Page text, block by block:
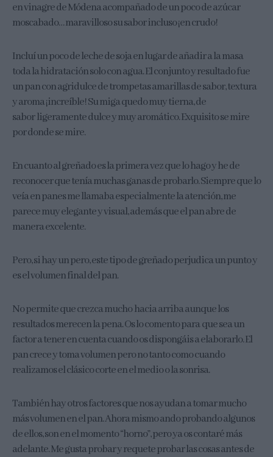
en vinagre de Módena acompañado de un poco de azúcar
moscabado… maravilloso su sabor incluso ¡en crudo!
Incluí un poco de leche de soja en lugar de añadir a la masa
toda la hidratación solo con agua. El conjunto y resultado fue
un pan con agridulce de trompetas amarillas de sabor, textura
y aroma ¡increíble! Su miga quedo muy tierna, de
sabor ligeramente dulce y muy aromático. Exquisito se mire
por donde se mire.
En cuanto al greñado es la primera vez que lo hago y he de
reconocer que tenía muchas ganas de probarlo. Siempre que lo
veía en panes me llamaba especialmente la atención, me
parece muy elegante y visual, además que el pan abre de
manera excelente.
Pero, si hay un pero, este tipo de greñado perjudica un punto y
es el volumen final del pan.
No permite que crezca mucho hacia arriba aunque los
resultados merecen la pena. Os lo comento para que sea un
factor a tener en cuenta cuando os dispongáis a elaborarlo. El
pan crece y toma volumen pero no tanto como cuando
realizamos el clásico corte en el medio o la sonrisa.
También hay otros factores que nos ayudan a tomar mucho
más volumen en el pan. Ahora mismo ando probando algunos
de ellos, son en el momento “horno”, pero ya os contaré más
adelante. Me gusta probar y requete probar las cosas antes de